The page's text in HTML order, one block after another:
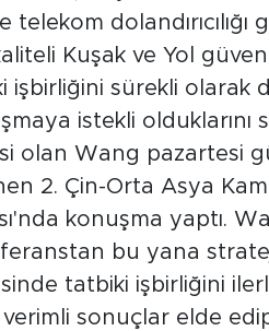
dolandırıcılığı
Kuşak ve Yol
işbirliğini sürekli olarak
istekli olduklarını
olan Wang pazartesi
2. Çin-Orta Asya
konuşma yaptı.
bu yana
tatbiki işbirliğini
sonuçlar elde